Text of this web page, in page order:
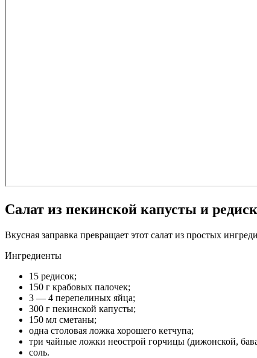
Салат из пекинской капусты и
Вкусная заправка превращает этот салат из простых
Ингредиенты
15 редисок;
150 г крабовых палочек;
3 — 4 перепелиных яйца;
300 г пекинской капусты;
150 мл сметаны;
одна столовая ложка хорошего кетчупа;
три чайные ложки неострой горчицы (дижонской,
соль.